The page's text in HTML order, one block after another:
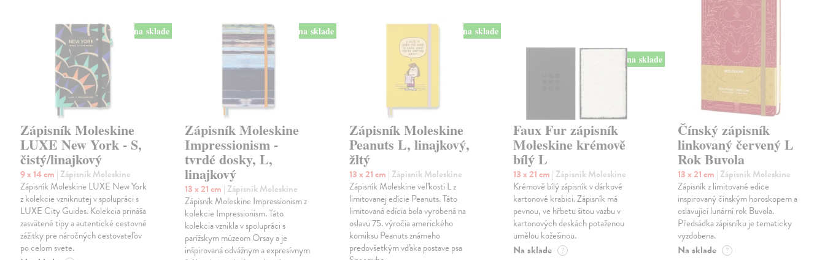
na sklade
Zápisník Moleskine
LUXE New York - S,
čistý/linajkový
9 x 14 cm | Zápisník Moleskine
Zápisník Moleskine LUXE New York
z kolekcie vzniknutej v spolupráci s
LUXE City Guides. Kolekcia prináša
zasvätené tipy a autentické cestovné
zážitky pre náročných cestovateľov
po celom svete.
na sklade
Zápisník Moleskine
Impressionism -
tvrdé dosky, L,
linajkový
13 x 21 cm | Zápisník Moleskine
Zápisník Moleskine Impressionism z
kolekcie Impressionism. Táto
kolekcia vznikla v spolupráci s
parížskym múzeom Orsay a je
inšpirovaná odvážnym a expresívnym
na sklade
Zápisník Moleskine
Peanuts L, linajkový,
žltý
13 x 21 cm | Zápisník Moleskine
Zápisník Moleskine veľkosti L z
limitovanej edície Peanuts. Táto
limitovaná edícia bola vyrobená na
oslavu 75. výročia amerického
komiksu Peanuts známeho
predovšetkým vďaka postave psa
na sklade
Faux Fur zápisník
Moleskine krémově
bílý L
13 x 21 cm | Zápisník Moleskine
Krémově bílý zápisník v dárkové
kartonové krabici. Zápisník má
pevnou, ve hřbetu šitou vazbu v
kartonových deskách potaženou
umělou kožešinou.
Na sklade ?
Čínský zápisník
linkovaný červený L
Rok Buvola
13 x 21 cm | Zápisník Moleskine
Zápisník z limitované edice
inspirovaný čínským horoskopem a
oslavující lunární rok Buvola.
Předsádka zápisníku je tematicky
vyzdobena.
Na sklade ?